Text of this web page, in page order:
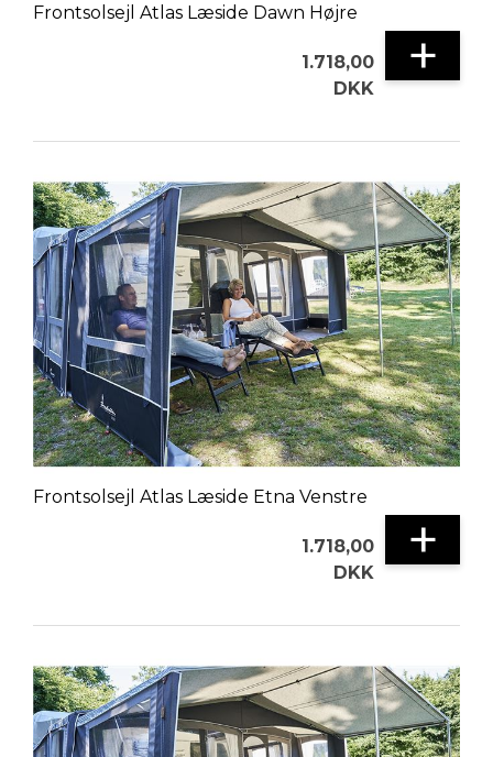
Frontsolsejl Atlas Læside Dawn Højre
1.718,00
DKK
+
Frontsolsejl Atlas Læside Etna Venstre
1.718,00
DKK
+